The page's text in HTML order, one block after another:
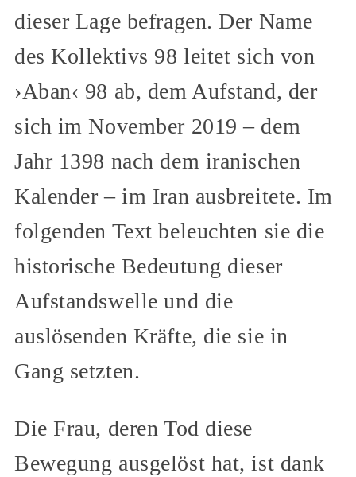
dieser Lage befragen. Der Name
des Kollektivs 98 leitet sich von
›Aban‹ 98 ab, dem Aufstand, der
sich im November 2019 – dem
Jahr 1398 nach dem iranischen
Kalender – im Iran ausbreitete. Im
folgenden Text beleuchten sie die
historische Bedeutung dieser
Aufstandswelle und die
auslösenden Kräfte, die sie in
Gang setzten.
Die Frau, deren Tod diese
Bewegung ausgelöst hat, ist dank